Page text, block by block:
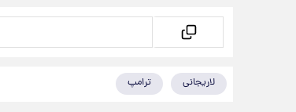
لاریجانی ترامپ